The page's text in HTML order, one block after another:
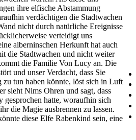
ihre elfische Abstammung
verdächtigen die Stadtwachen
nicht durch natürliche Ereignisse
verteidigt uns
alberninschen Herkunft hat auch
die Stadtwachen und nicht weiter
die Familie Von Lucy an. Die
und unser Verdacht, dass Sie
zu tun haben könnte, löst sich in Luft
sieht Nims Ohren und sagt, dass
gesprochen hatte, woraufhin sich
die Magie ausbrennen zu lassen.
diese Elfe Rabenkind sein, eine